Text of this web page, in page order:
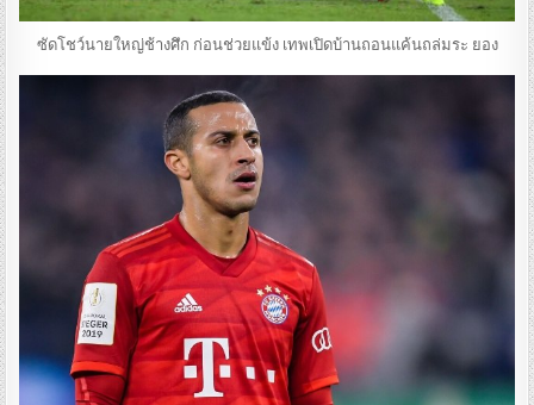
ซัดโชว์นายใหญ่ช้างศึก ก่อนช่วยแข้ง เทพเปิดบ้านถอนแค้นถล่มระ ยอง